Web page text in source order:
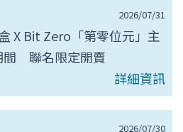
2026/07/31
X Bit Zero「第零位元」主
間 聯名限定開賣
詳細資訊
2026/07/30